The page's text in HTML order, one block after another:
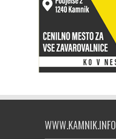
WWW.KAMNIK.INFO